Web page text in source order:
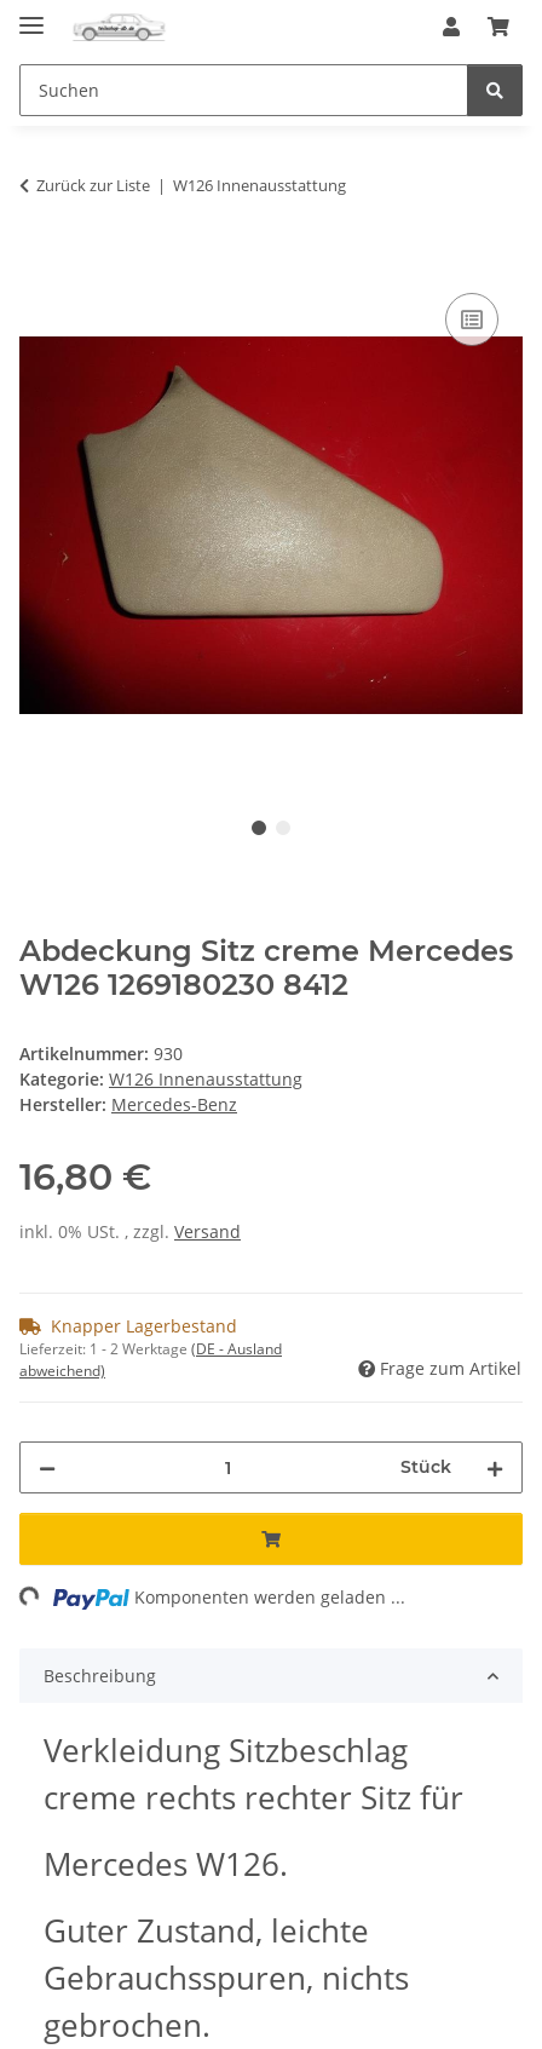
Zurück zur Liste W126 Innenausstattung
Abdeckung Sitz creme Mercedes
W126 1269180230 8412
Artikelnummer: 930
Kategorie: W126 Innenausstattung
Hersteller: Mercedes-Benz
16,80 €
inkl. 0% USt. , zzgl. Versand
Knapper Lagerbestand
Lieferzeit: 1 - 2 Werktage (DE - Ausland
abweichend)
Frage zum Artikel
Stück
Komponenten werden geladen ...
Beschreibung
Verkleidung Sitzbeschlag
creme rechts rechter Sitz für
Mercedes W126.
Guter Zustand, leichte
Gebrauchsspuren, nichts
gebrochen.